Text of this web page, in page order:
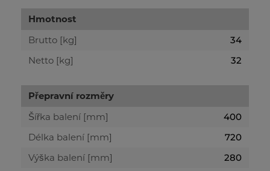
Hmotnost
Brutto [kg]
34
Netto [kg]
32
Přepravní rozměry
Šířka balení [mm]
400
Délka balení [mm]
720
Výška balení [mm]
280